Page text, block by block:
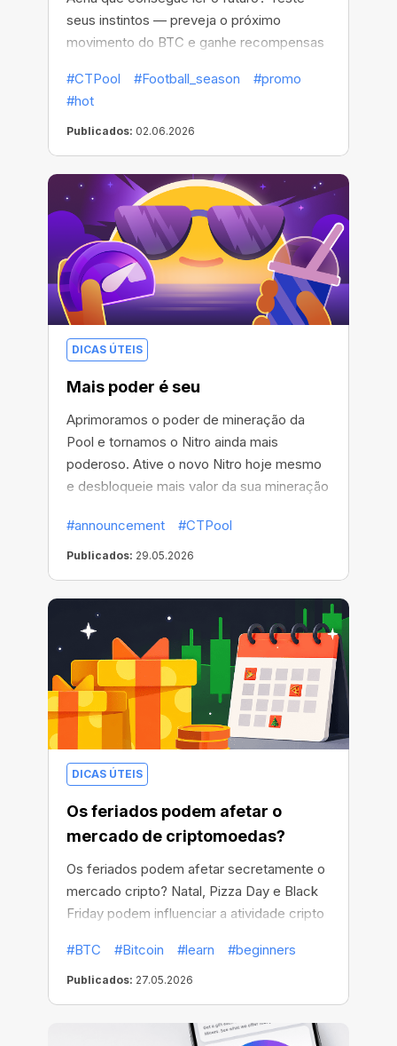
seus instintos — preveja o próximo
movimento do BTC e ganhe recompensas
#CTPool
#Football_season
#promo
#hot
Publicados: 02.06.2026
DICAS ÚTEIS
Mais poder é seu
Aprimoramos o poder de mineração da
Pool e tornamos o Nitro ainda mais
poderoso. Ative o novo Nitro hoje mesmo
e desbloqueie mais valor da sua mineração
#announcement
#CTPool
Publicados: 29.05.2026
DICAS ÚTEIS
Os feriados podem afetar o
mercado de criptomoedas?
Os feriados podem afetar secretamente o
mercado cripto? Natal, Pizza Day e Black
Friday podem influenciar a atividade cripto
#BTC
#Bitcoin #learn #beginners
Publicados: 27.05.2026